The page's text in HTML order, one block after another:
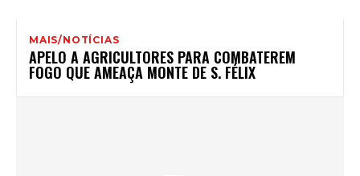
MAIS/NOTÍCIAS
APELO A AGRICULTORES PARA COMBATEREM
FOGO QUE AMEAÇA MONTE DE S. FÉLIX